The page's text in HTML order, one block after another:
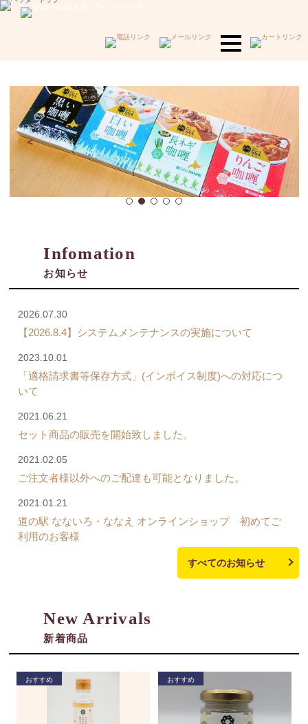
>
<
Infomation
お知らせ
2026.07.30
【2026.8.4】システムメンテナンスの実施について
2023.10.01
「適格請求書等保存方式」(インボイス制度)への対応につ
いて
2021.06.21
セット商品の販売を開始致しました。
2021.02.05
ご注文者様以外へのご配達も可能となりました。
2021.01.21
道の駅 なないろ・ななえ オンラインショップ 初めてご
利用のお客様
すべてのお知らせ
New Arrivals
新着商品